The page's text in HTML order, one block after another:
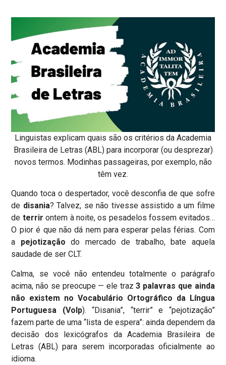
Linguistas explicam quais são os critérios da Academia
Brasileira de Letras (ABL) para incorporar (ou desprezar)
novos termos. Modinhas passageiras, por exemplo, não
têm vez.
Quando toca o despertador, você desconfia de que sofre
de disania? Talvez, se não tivesse assistido a um filme
de terrirontem à noite, os pesadelos fossem evitados…
O pior é que não dá nem para esperar pelas férias. Com
a pejotização do mercado de trabalho, bate aquela
saudade de ser CLT.
Calma, se você não entendeu totalmente o parágrafo
acima, não se preocupe — ele traz 3 palavras que ainda
não existem no Vocabulário Ortográfico da Língua
Portuguesa (Volp).“Disania”, “terrir” e “pejotização”
fazem parte de uma “lista de espera”: ainda dependem da
decisão dos lexicógrafos da Academia Brasileira de
Letras (ABL) para serem incorporadas oficialmente ao
idioma.